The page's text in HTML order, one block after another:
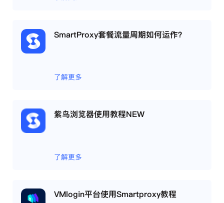
SmartProxy套餐流量周期如何运作？
了解更多
紫鸟浏览器使用教程NEW
了解更多
VMlogin平台使用Smartproxy教程